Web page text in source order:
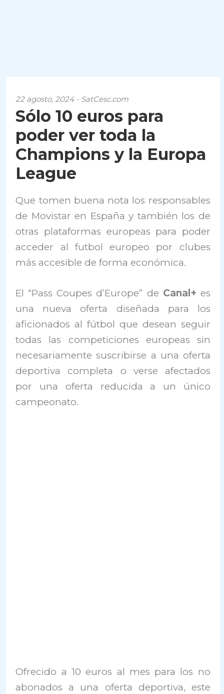
22 agosto, 2024 - SatCesc.com
Sólo 10 euros para
poder ver toda la
Champions y la Europa
League
Que tomen buena nota los responsables
de Movistar en España y también los de
otras plataformas europeas para poder
acceder al futbol europeo por clubes
más accesible de forma económica.
El “Pass Coupes d’Europe” de Canal+ es
una nueva oferta diseñada para los
aficionados al fútbol que desean seguir
todas las competiciones europeas sin
necesariamente suscribirse a una oferta
deportiva completa o verse afectados
por una oferta reducida a un único
campeonato.
Ofrecido a 10 euros al mes para los no
abonados a una oferta deportiva, este